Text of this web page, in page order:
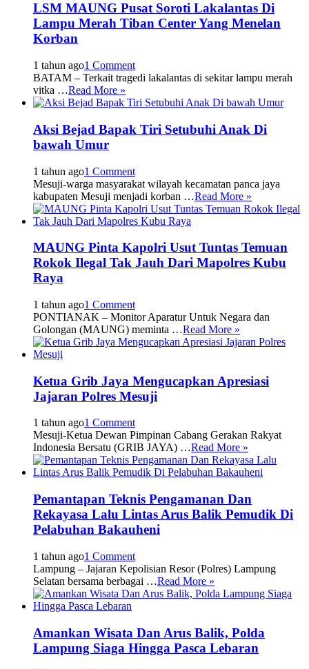
LSM MAUNG Pusat Soroti Lakalantas Di
Lampu Merah Tiban Center Yang Menelan
Korban
1 tahun ago1 Comment
BATAM – Terkait tragedi lakalantas di sekitar lampu merah
vitka …Read More »
Aksi Bejad Bapak Tiri Setubuhi Anak Di
bawah Umur
1 tahun ago1 Comment
Mesuji-warga masyarakat wilayah kecamatan panca jaya
kabupaten Mesuji menjadi korban …Read More »
MAUNG Pinta Kapolri Usut Tuntas Temuan
Rokok Ilegal Tak Jauh Dari Mapolres Kubu
Raya
1 tahun ago1 Comment
PONTIANAK – Monitor Aparatur Untuk Negara dan
Golongan (MAUNG) meminta …Read More »
Ketua Grib Jaya Mengucapkan Apresiasi
Jajaran Polres Mesuji
1 tahun ago1 Comment
Mesuji-Ketua Dewan Pimpinan Cabang Gerakan Rakyat
Indonesia Bersatu (GRIB JAYA) …Read More »
Pemantapan Teknis Pengamanan Dan
Rekayasa Lalu Lintas Arus Balik Pemudik Di
Pelabuhan Bakauheni
1 tahun ago1 Comment
Lampung – Jajaran Kepolisian Resor (Polres) Lampung
Selatan bersama berbagai …Read More »
Amankan Wisata Dan Arus Balik, Polda
Lampung Siaga Hingga Pasca Lebaran